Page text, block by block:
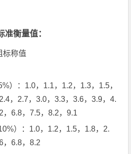
衡量值：
称值
：1.0，1.1，1.2，1.3，1.5，
，2.7，3.0，3.3，3.6，3.9，4.
，6.8，7.5，8.2，9.1
）：1.0，1.2，1.5，1.8，2.
，6.8，8.2